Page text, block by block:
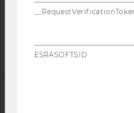
ESRASOFTSID